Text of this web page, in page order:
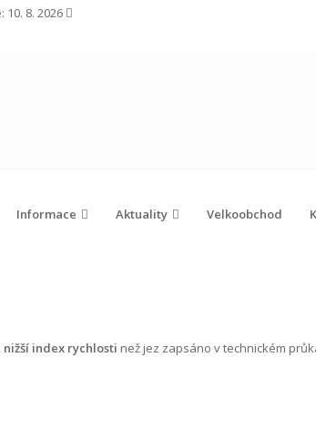
10. 8. 2026
Informace Aktuality Velkoobchod
nižší index rychlosti než jez zapsáno v technickém